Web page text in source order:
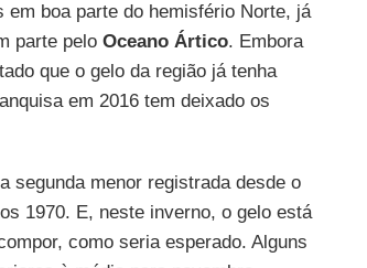
boa parte do hemisfério Norte, já
parte pelo Oceano Ártico. Embora
que o gelo da região já tenha
em 2016 tem deixado os
segunda menor registrada desde o
1970. E, neste inverno, o gelo está
como seria esperado. Alguns